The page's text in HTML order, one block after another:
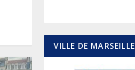
VILLE DE MARSEILLE